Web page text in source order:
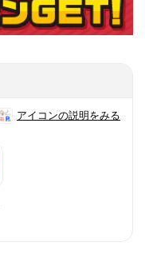
アイコンの説明をみる